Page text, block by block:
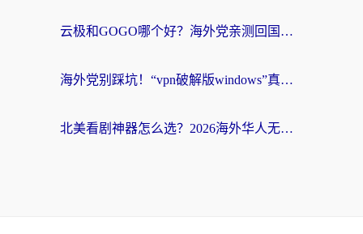
云极和GOGO哪个好？海外党亲测回国加速器选择指南（附iOS免费&Windows VPN实用技巧）
海外党别踩坑！“vpn破解版windows”真的能用？教你选对回国加速器无缝刷国内资源
北美看剧神器怎么选？2026海外华人无缝访问国内资源全攻略